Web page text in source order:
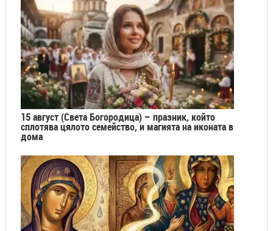
15 август (Света Богородица) – празник, който
сплотява цялото семейство, и магията на иконата в
дома